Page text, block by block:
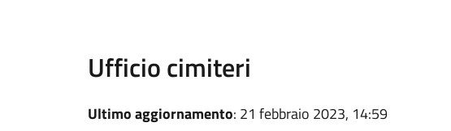
Ufficio cimiteri
Ultimo aggiornamento: 21 febbraio 2023, 14:59